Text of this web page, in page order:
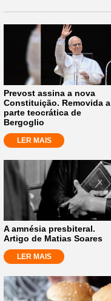
Prevost assina a nova
Constituição. Removida a
parte teocrática de
Bergoglio
LER MAIS
A amnésia presbiteral.
Artigo de Matias Soares
LER MAIS